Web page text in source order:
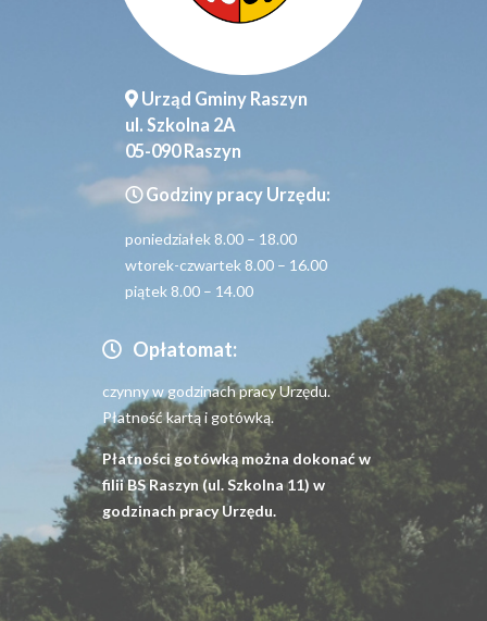
Urząd Gminy Raszyn
ul. Szkolna 2A
05-090 Raszyn
Godziny pracy Urzędu:
poniedziałek 8.00 – 18.00
wtorek-czwartek 8.00 – 16.00
piątek 8.00 – 14.00
Opłatomat:
czynny w godzinach pracy Urzędu.
Płatność kartą i gotówką.
Płatności gotówką można dokonać w
filii BS Raszyn (ul. Szkolna 11) w
godzinach pracy Urzędu.